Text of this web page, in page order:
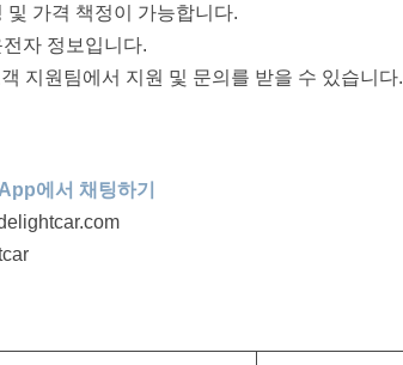
및 가격 책정이 가능합니다.
자 정보입니다.
지원팀에서 지원 및 문의를 받을 수 있습니다.
에서 채팅하기